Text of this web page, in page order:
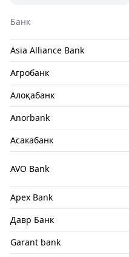
Банк
Asia Alliance Bank
Агробанк
Алоқабанк
Anorbank
Асакабанк
AVO Bank
Apex Bank
Давр Банк
Garant bank